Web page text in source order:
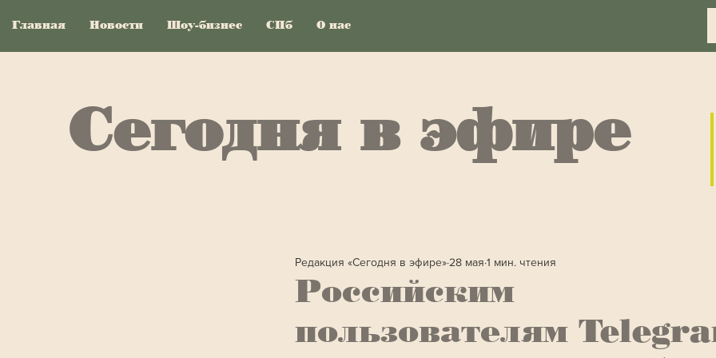
Главная Новости Шоу-бизнес СПб О нас
Сегодня в эфире
Российским
пользователям
Редакция «Сегодня в эфире» 28 мая 1 мин. чтения